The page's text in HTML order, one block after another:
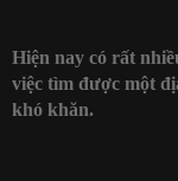
Hiện nay có rất
việc tìm được một
khó khăn.